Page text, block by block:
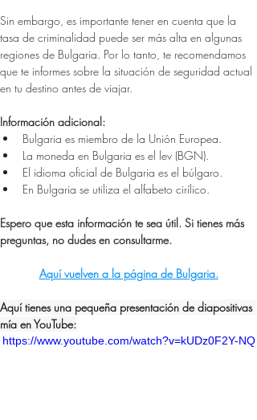
Sin embargo, es importante tener en cuenta que la
tasa de criminalidad puede ser más alta en algunas
regiones de Bulgaria. Por lo tanto, te recomendamos
que te informes sobre la situación de seguridad actual
en tu destino antes de viajar.
Información adicional:
Bulgaria es miembro de la Unión Europea.
La moneda en Bulgaria es el lev (BGN).
El idioma oficial de Bulgaria es el búlgaro.
En Bulgaria se utiliza el alfabeto cirílico.
Espero que esta información te sea útil. Si tienes más
preguntas, no dudes en consultarme.
Aquí vuelven a la página de Bulgaria.
Aquí tienes una pequeña presentación de diapositivas
mía en YouTube:
https://www.youtube.com/watch?v=kUDz0F2Y-NQ